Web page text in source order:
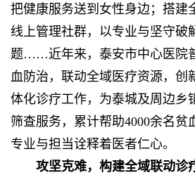
把健康服务送到女性身边；搭建
线上管理社群，以专业与坚守破
题……近年来，泰安市中心医院
血防治，联动全域医疗资源，创
体化诊疗工作，为泰城及周边乡
筛查服务，累计帮助4000余名贫
专业与担当诠释着医者仁心。
攻坚克难， 构建全域联动诊